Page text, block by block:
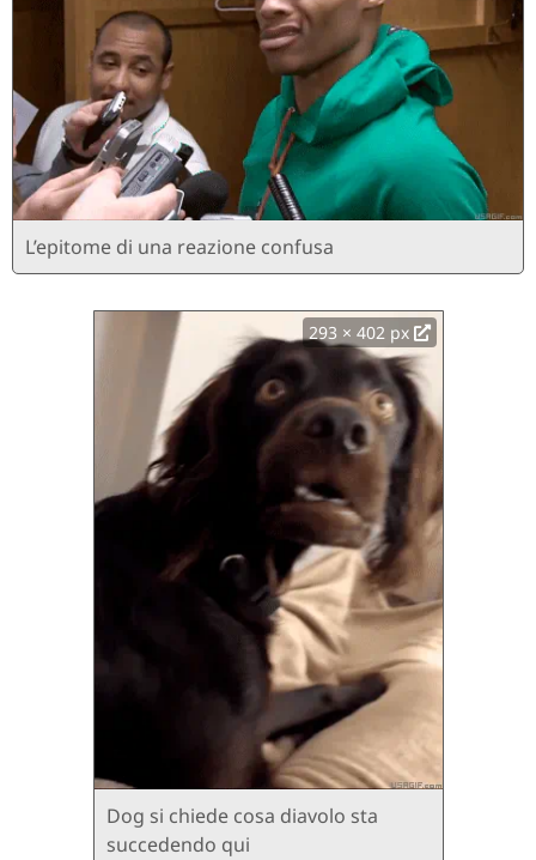
L’epitome di una reazione confusa
293 × 402 px
Dog si chiede cosa diavolo sta
succedendo qui